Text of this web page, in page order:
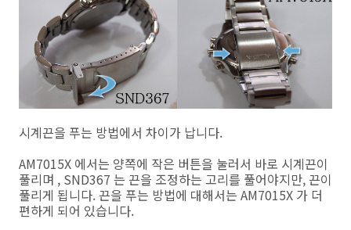
시계끈을 푸는 방법에서 차이가 납니다.
AM7015X 에서는 양쪽에 작은 버튼을 눌러서 바로 시계끈이
풀리며 , SND367 는 끈을 조정하는 고리를 풀어야지만, 끈이
풀리게 됩니다. 끈을 푸는 방법에 대해서는 AM7015X 가 더
편하게 되어 있습니다.